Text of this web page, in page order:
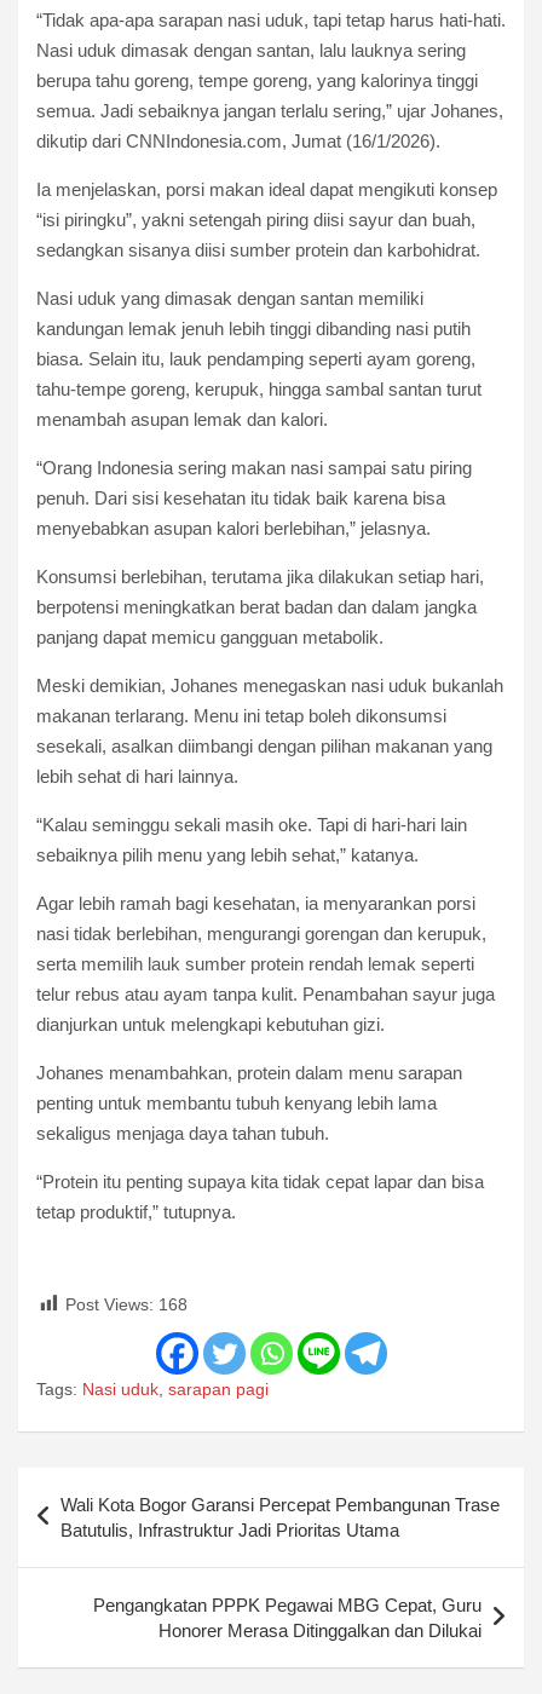
“Tidak apa-apa sarapan nasi uduk, tapi tetap harus hati-hati.
Nasi uduk dimasak dengan santan, lalu lauknya sering
berupa tahu goreng, tempe goreng, yang kalorinya tinggi
semua. Jadi sebaiknya jangan terlalu sering,” ujar Johanes,
dikutip dari CNNIndonesia.com, Jumat (16/1/2026).
Ia menjelaskan, porsi makan ideal dapat mengikuti konsep
“isi piringku”, yakni setengah piring diisi sayur dan buah,
sedangkan sisanya diisi sumber protein dan karbohidrat.
Nasi uduk yang dimasak dengan santan memiliki
kandungan lemak jenuh lebih tinggi dibanding nasi putih
biasa. Selain itu, lauk pendamping seperti ayam goreng,
tahu-tempe goreng, kerupuk, hingga sambal santan turut
menambah asupan lemak dan kalori.
“Orang Indonesia sering makan nasi sampai satu piring
penuh. Dari sisi kesehatan itu tidak baik karena bisa
menyebabkan asupan kalori berlebihan,” jelasnya.
Konsumsi berlebihan, terutama jika dilakukan setiap hari,
berpotensi meningkatkan berat badan dan dalam jangka
panjang dapat memicu gangguan metabolik.
Meski demikian, Johanes menegaskan nasi uduk bukanlah
makanan terlarang. Menu ini tetap boleh dikonsumsi
sesekali, asalkan diimbangi dengan pilihan makanan yang
lebih sehat di hari lainnya.
“Kalau seminggu sekali masih oke. Tapi di hari-hari lain
sebaiknya pilih menu yang lebih sehat,” katanya.
Agar lebih ramah bagi kesehatan, ia menyarankan porsi
nasi tidak berlebihan, mengurangi gorengan dan kerupuk,
serta memilih lauk sumber protein rendah lemak seperti
telur rebus atau ayam tanpa kulit. Penambahan sayur juga
dianjurkan untuk melengkapi kebutuhan gizi.
Johanes menambahkan, protein dalam menu sarapan
penting untuk membantu tubuh kenyang lebih lama
sekaligus menjaga daya tahan tubuh.
“Protein itu penting supaya kita tidak cepat lapar dan bisa
tetap produktif,” tutupnya.
Post Views: 168
Tags: Nasi uduk sarapan pagi
navigation
Wali Kota Bogor Garansi Percepat Pembangunan Trase
Batutulis, Infrastruktur Jadi Prioritas Utama
Pengangkatan PPPK Pegawai MBG Cepat, Guru
Honorer Merasa Ditinggalkan dan Dilukai